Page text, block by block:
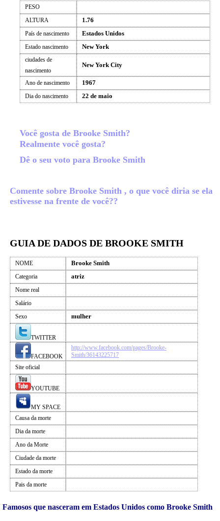
PESO
ALTURA
1.76
País de nascimento Estados Unidos
Estado nascimento New York
ciudades de
nascimento
New York City
Ano de nascimento 1967
Dia do nascimento 22 de maio
Você gosta de Brooke Smith?
Realmente você gosta?
Dê o seu voto para Brooke Smith
Comente sobre Brooke Smith , o que você diria se ela
estivesse na frente de você??
GUIA DE DADOS DE BROOKE SMITH
NOME Brooke Smith
Categoria atriz
Nome real
Salário
Sexo
mulher
TWITTER
FACEBOOK
http://www.facebook.com/pages/Brooke-
Smith/36143225717
Site oficial
YOUTUBE
MY SPACE
Causa da morte
Dia da morte
Ano da Morte
Ciudade da morte
Estado da morte
Pais da morte
Famosos que nasceram em Estados Unidos como Brooke Smith